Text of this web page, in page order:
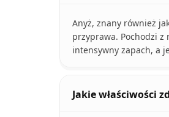
Anyż, znany również
przyprawa. Pochodzi z
intensywny zapach, a
Jakie właściwości